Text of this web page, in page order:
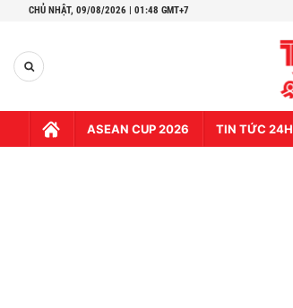
CHỦ NHẬT, 09/08/2026 | 01:48 GMT+7
ASEAN CUP 2026 TIN TỨC 24H